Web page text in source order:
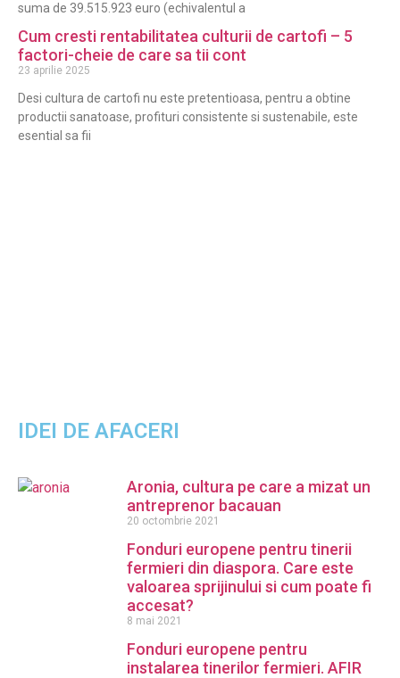
suma de 39.515.923 euro (echivalentul a
Cum cresti rentabilitatea culturii de cartofi – 5
factori-cheie de care sa tii cont
23 aprilie 2025
Desi cultura de cartofi nu este pretentioasa, pentru a obtine
productii sanatoase, profituri consistente si sustenabile, este
esential sa fii
IDEI DE AFACERI
Aronia, cultura pe care a mizat un
antreprenor bacauan
20 octombrie 2021
Fonduri europene pentru tinerii
fermieri din diaspora. Care este
valoarea sprijinului si cum poate fi
accesat?
8 mai 2021
Fonduri europene pentru
instalarea tinerilor fermieri. AFIR